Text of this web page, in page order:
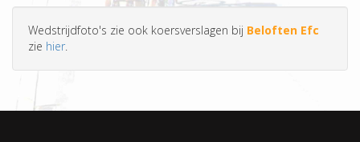
Wedstrijdfoto's zie ook koersverslagen bij Beloften Efc
zie hier.